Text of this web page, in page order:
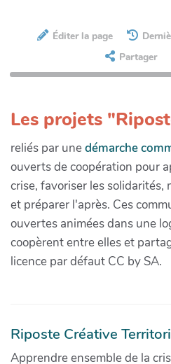
Éditer la page
Partager